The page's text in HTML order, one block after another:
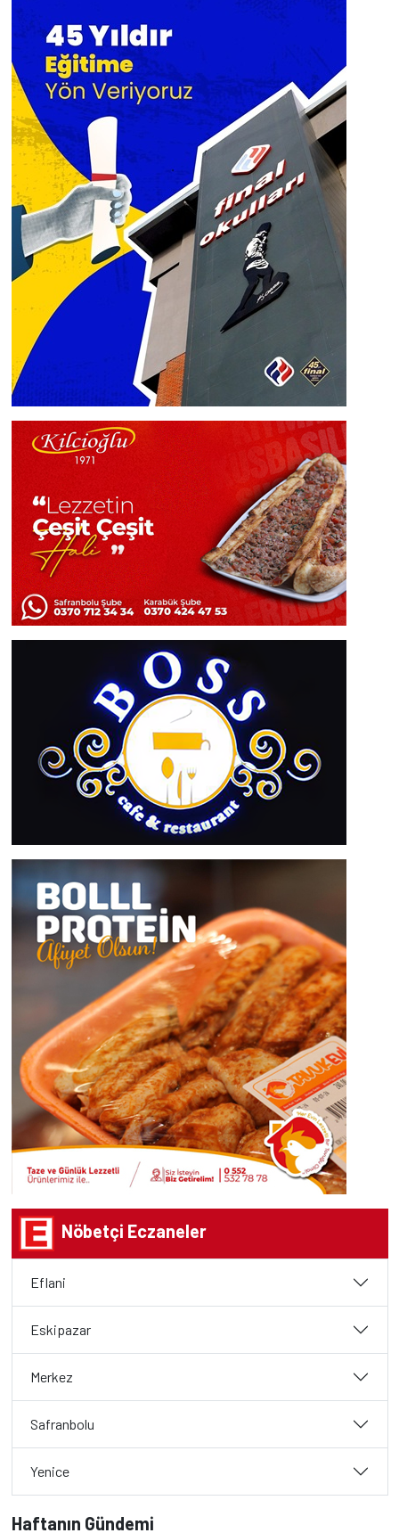
Nöbetçi Eczaneler
Eflani
Eskipazar
Merkez
Safranbolu
Yenice
Haftanın Gündemi